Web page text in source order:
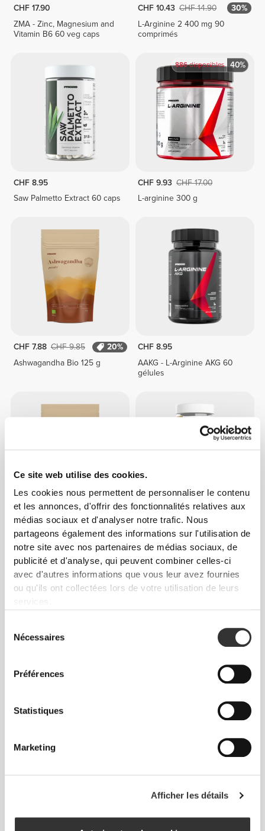
Ce site web utilise des cookies.
Les cookies nous permettent de personnaliser le contenu
et les annonces, d'offrir des fonctionnalités relatives aux
médias sociaux et d'analyser notre trafic. Nous
partageons également des informations sur l'utilisation de
notre site avec nos partenaires de médias sociaux, de
publicité et d'analyse, qui peuvent combiner celles-ci
avec d'autres informations que vous leur avez fournies
ou qu'ils ont collectées lors de votre utilisation de leurs
services.
Nécessaires
Préférences
Statistiques
Marketing
Afficher les détails
CHF 17.90
ZMA - Zinc, Magnesium and
Vitamin B6 60 veg caps
CHF 10.43 CHF 14.90
30%
L-Arginine 2 400 mg 90
comprimés
CHF 8.95
Saw Palmetto Extract 60 caps
886disponibles 40%
CHF 9.93 CHF 17.00
L-arginine 300 g
CHF 7.88 CHF 9.85
20%
Ashwagandha Bio 125 g
CHF 8.95
AAKG - L-Arginine AKG 60
gélules
CHF 6.90 CHF 9.85
30%
Maca 250 g
CHF 19.70
Fenugreek 1000 mg 160 veg
caps
Fenugreek 1000 mg 60 caps
Extrait d'Écorce de Pin 60
NOUVEAUTÉ